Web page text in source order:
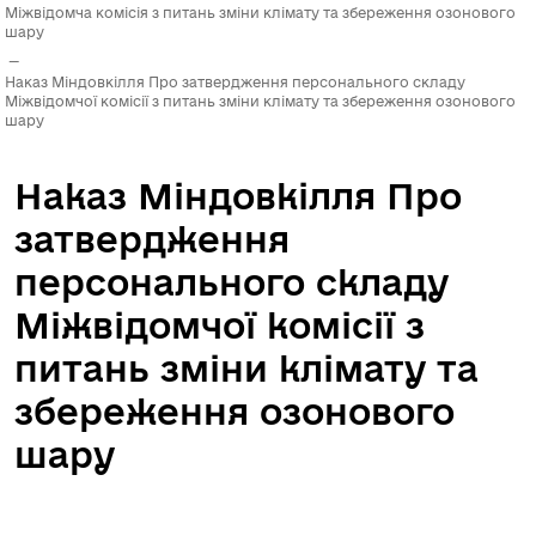
Міжвідомча комісія з питань зміни клімату та збереження озонового
шару
—
Наказ Міндовкілля Про затвердження персонального складу
Міжвідомчої комісії з питань зміни клімату та збереження озонового
шару
Наказ Міндовкілля Про
затвердження
персонального складу
Міжвідомчої комісії з
питань зміни клімату та
збереження озонового
шару